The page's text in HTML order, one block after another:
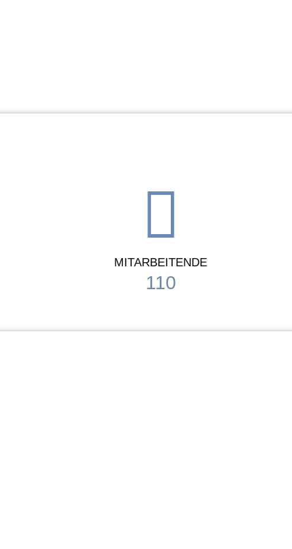
MITARBEITENDE
110